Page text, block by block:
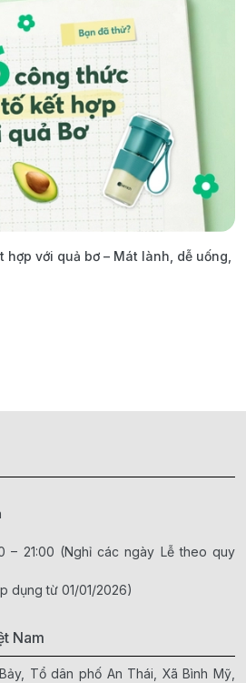
với quả bơ – Mát lành, dễ uống,
– 21:00 (Nghỉ các ngày Lễ theo quy
dụng từ 01/01/2026)
Nam
Tổ dân phố An Thái, Xã Bình Mỹ,